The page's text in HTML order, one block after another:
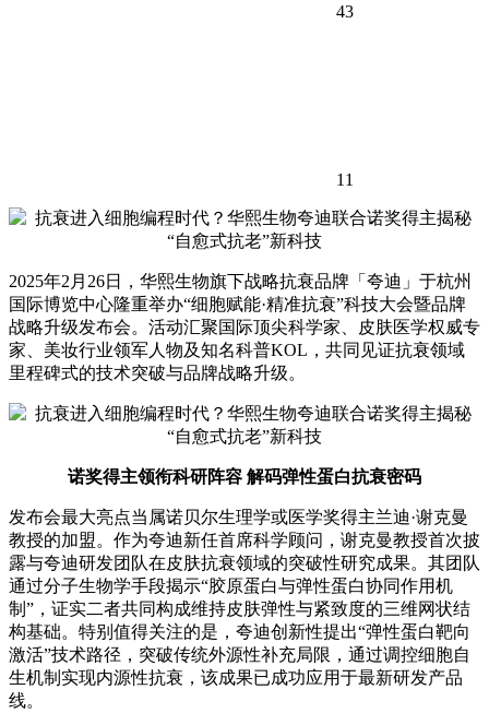
43
11
2025年2月26日，华熙生物旗下战略抗衰品牌「夸迪」于杭州
国际博览中心隆重举办“细胞赋能·精准抗衰”科技大会暨品牌
战略升级发布会。活动汇聚国际顶尖科学家、皮肤医学权威专
家、美妆行业领军人物及知名科普KOL，共同见证抗衰领域
里程碑式的技术突破与品牌战略升级。
诺奖得主领衔科研阵容 解码弹性蛋白抗衰密码
发布会最大亮点当属诺贝尔生理学或医学奖得主兰迪·谢克曼
教授的加盟。作为夸迪新任首席科学顾问，谢克曼教授首次披
露与夸迪研发团队在皮肤抗衰领域的突破性研究成果。其团队
通过分子生物学手段揭示“胶原蛋白与弹性蛋白协同作用机
制”，证实二者共同构成维持皮肤弹性与紧致度的三维网状结
构基础。特别值得关注的是，夸迪创新性提出“弹性蛋白靶向
激活”技术路径，突破传统外源性补充局限，通过调控细胞自
生机制实现内源性抗衰，该成果已成功应用于最新研发产品
线。